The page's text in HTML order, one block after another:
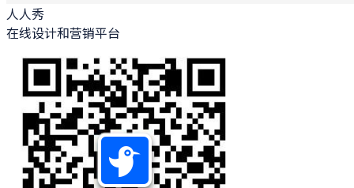
人人秀
在线设计和营销平台